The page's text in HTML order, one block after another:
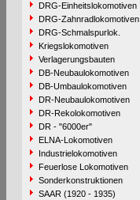
DRG-Einheitslokomotiven
DRG-Zahnradlokomotiven
DRG-Schmalspurlok.
Kriegslokomotiven
Verlagerungsbauten
DB-Neubaulokomotiven
DB-Umbaulokomotiven
DR-Neubaulokomotiven
DR-Rekolokomotiven
DR - "6000er"
ELNA-Lokomotiven
Industrielokomotiven
Feuerlose Lokomotiven
Sonderkonstruktionen
SAAR (1920 - 1935)